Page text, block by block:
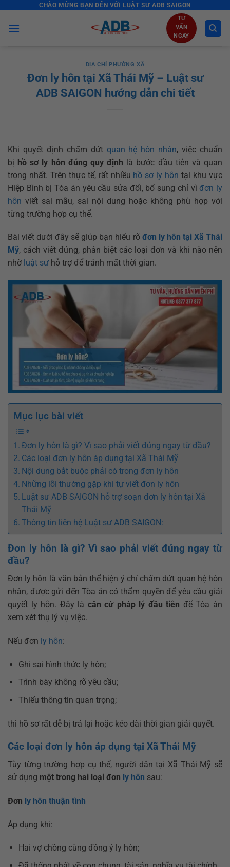
content
CHÀO MỪNG BẠN ĐẾN VỚI LUẬT SƯ ADB SAIGON
TƯ
VẤN
NGAY
ĐỊA CHỈ PHƯỜNG XÃ
Đơn ly hôn tại Xã Thái Mỹ – Luật sư
ADB SAIGON hướng dẫn chi tiết
Khi quyết định chấm dứt quan hệ hôn nhân, việc chuẩn
bị hồ sơ ly hôn đúng quy định là bước đầu tiên và quan
trọng nhất. Trên thực tế, rất nhiều hồ sơ ly hôn tại khu vực
Hiệp Bình bị Tòa án yêu cầu sửa đổi, bổ sung chỉ vì đơn ly
hôn viết sai mẫu, sai nội dung hoặc không phù hợp với
từng trường hợp cụ thể.
Bài viết dưới đây sẽ giúp bạn hiểu rõ đơn ly hôn tại Xã Thái
Mỹ, cách viết đúng, phân biệt các loại đơn và khi nào nên
nhờ luật sư hỗ trợ để tránh mất thời gian.
Mục lục bài viết
Đơn ly hôn là gì? Vì sao phải viết đúng ngay từ đầu?
Các loại đơn ly hôn áp dụng tại Xã Thái Mỹ
Nội dung bắt buộc phải có trong đơn ly hôn
Những lỗi thường gặp khi tự viết đơn ly hôn
Luật sư ADB SAIGON hỗ trợ soạn đơn ly hôn tại Xã
Thái Mỹ
Thông tin liên hệ Luật sư ADB SAIGON:
Đơn ly hôn là gì? Vì sao phải viết đúng ngay từ
đầu?
Đơn ly hôn là văn bản thể hiện ý chí chấm dứt quan hệ hôn
nhân, được gửi đến Tòa án có thẩm quyền để yêu cầu giải
quyết ly hôn. Đây là căn cứ pháp lý đầu tiên để Tòa án
xem xét thụ lý vụ việc.
Nếu đơn ly hôn:
Ghi sai hình thức ly hôn;
Trình bày không rõ yêu cầu;
Thiếu thông tin quan trọng;
thì hồ sơ rất dễ bị trả lại hoặc kéo dài thời gian giải quyết.
Các loại đơn ly hôn áp dụng tại Xã Thái Mỹ
Tùy từng trường hợp cụ thể, người dân tại Xã Thái Mỹ sẽ
sử dụng một trong hai loại đơn ly hôn sau:
Đơn ly hôn thuận tình
Áp dụng khi:
Hai vợ chồng cùng đồng ý ly hôn;